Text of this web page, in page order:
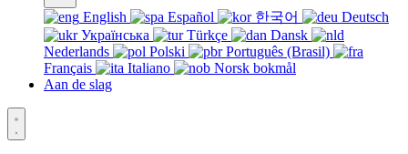
English Español 한국어
Deutsch
Українська
Türkçe
Dansk
Nederlands
Polski
Português (Brasil)
Français
Italiano
Norsk bokmål
Aan de slag